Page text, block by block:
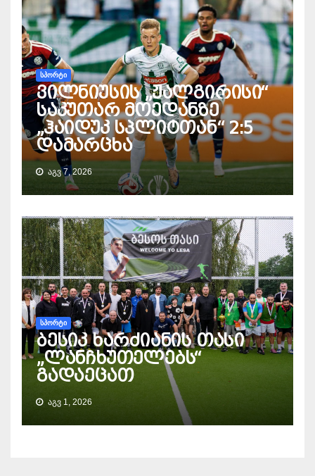
ᲡᲞᲝᲠᲢᲘ
ვილნიუსის „ჟალგირისი“
საკუთარ მოედანზე
„ჰაიდუკ სპლიტთან“ 2:5
დამარცხა
ᲐᲒᲕ 7, 2026
ᲡᲞᲝᲠᲢᲘ
ბესიკ ხარძიანის თასი
„ლანჩხუთელებს“
გადაეცათ
ᲐᲒᲕ 1, 2026